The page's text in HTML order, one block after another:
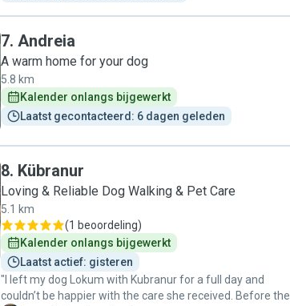
7. Andreia
A warm home for your dog
5.8 km
Kalender onlangs bijgewerkt
Laatst gecontacteerd: 6 dagen geleden
8. Kübranur
Loving & Reliable Dog Walking & Pet Care
5.1 km
(1 beoordeling)
Kalender onlangs bijgewerkt
Laatst actief: gisteren
"I left my dog Lokum with Kubranur for a full day and
couldn’t be happier with the care she received. Before the